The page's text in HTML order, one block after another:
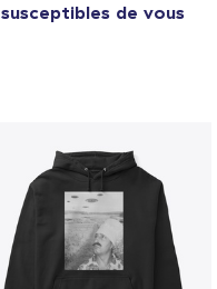
susceptibles de vous